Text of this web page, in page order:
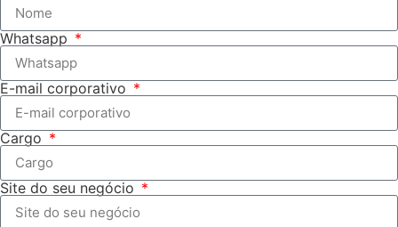
Whatsapp
E-mail corporativo
Cargo
Site do seu negócio